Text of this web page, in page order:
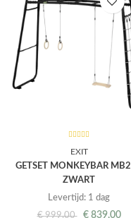
EXIT
GETSET MONKEYBAR
ZWART
Levertijd: 1 dag
€999,00 € 839,00